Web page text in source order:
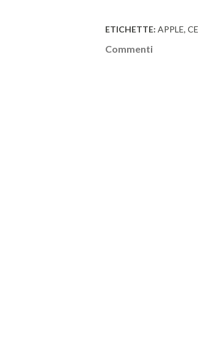
ETICHETTE: APPLE
Commenti